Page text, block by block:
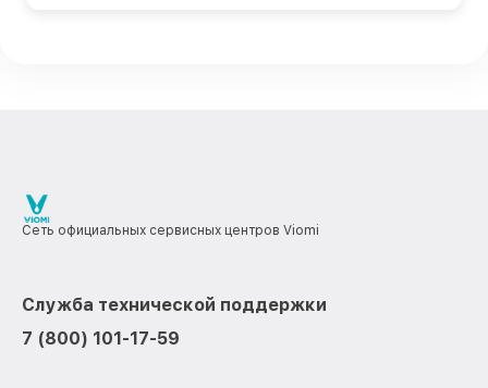
Сеть официальных сервисных центров Viomi
Служба технической поддержки
7 (800) 101-17-59